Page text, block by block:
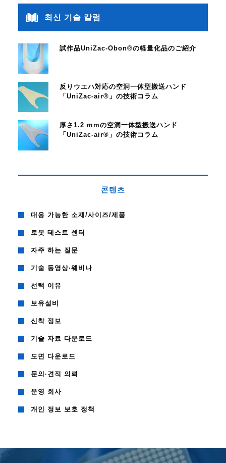
최신 기술 칼럼
試作品UniZac-Obon®の軽量化品のご紹介
反りウエハ対応の空洞一体型搬送ハンド
「UniZac-air®」の技術コラム
厚さ1.2 mmの空洞一体型搬送ハンド
「UniZac-air®」の技術コラム
콘텐츠
대응 가능한 소재/사이즈/제품
로봇 테스트 센터
자주 하는 질문
기술 동영상·웨비나
선택 이유
보유설비
신착 정보
기술 자료 다운로드
도면 다운로드
문의·견적 의뢰
운영 회사
개인 정보 보호 정책